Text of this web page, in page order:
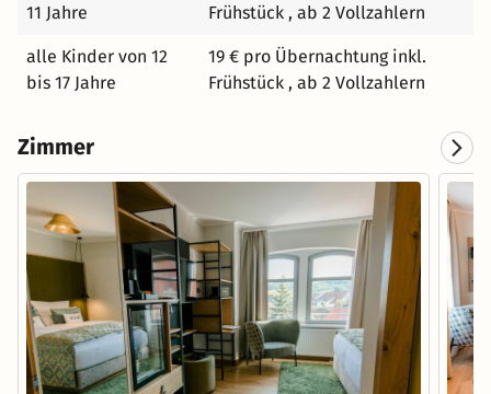
11 Jahre
Frühstück , ab 2 Vollzahlern
alle Kinder von 12
bis 17 Jahre
19 € pro Übernachtung inkl.
Frühstück , ab 2 Vollzahlern
Zimmer